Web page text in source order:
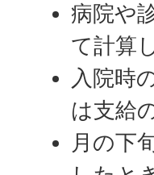
病院や
て計算
入院時
は支給
月の下